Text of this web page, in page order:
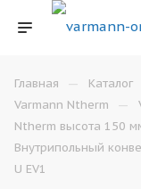
Главная — Каталог
Varmann Ntherm —
Ntherm высота 150
Внутрипольный
U EV1